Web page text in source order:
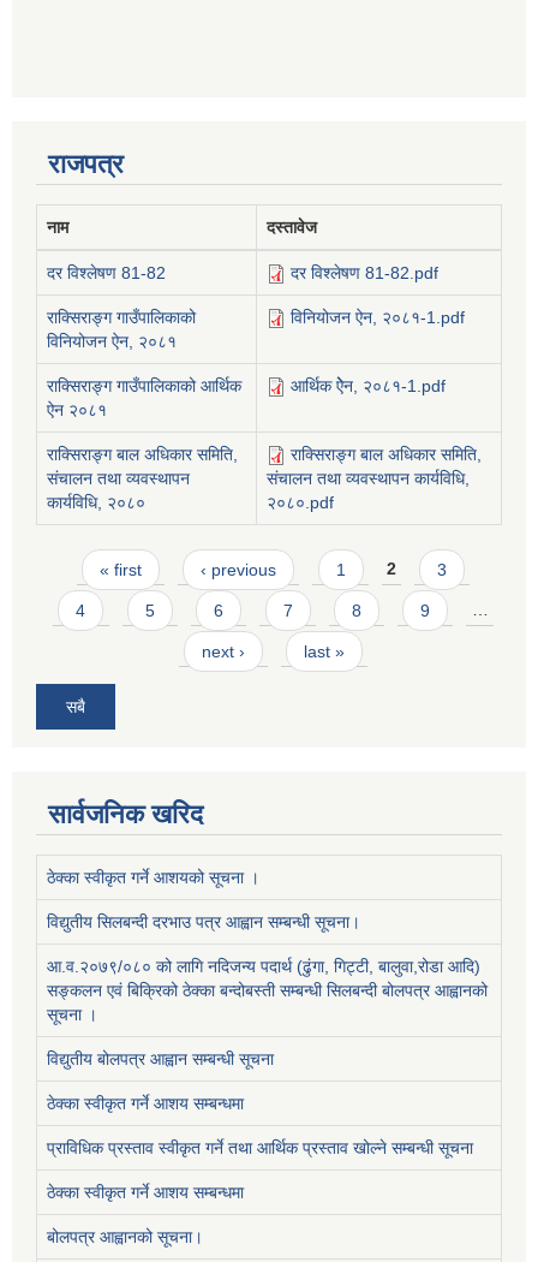
राजपत्र
नाम दस्तावेज
दर विश्लेषण 81-82 दर विश्लेषण 81-82.pdf
राक्सिराङ्ग गाउँपालिकाको
विनियोजन ऐन, २०८१
विनियोजन ऐन, २०८१-1.pdf
राक्सिराङ्ग गाउँपालिकाको आर्थिक
ऐन २०८१
आर्थिक ऐेन, २०८१-1.pdf
राक्सिराङ्ग बाल अधिकार समिति,
संचालन तथा व्यवस्थापन
कार्यविधि, २०८०
राक्सिराङ्ग बाल अधिकार समिति,
संचालन तथा व्यवस्थापन कार्यविधि,
२०८०.pdf
Pages
« first ‹ previous 1 2 3
4 5 6 7 8 9 …
next › last »
सबै
सार्वजनिक खरिद
ठेक्का स्वीकृत गर्ने आशयको सूचना ।
विद्युतीय सिलबन्दी दरभाउ पत्र आह्वान सम्बन्धी सूचना।
आ.व.२०७९/०८० को लागि नदिजन्य पदार्थ (ढुंगा, गिट्टी, बालुवा,रोडा आदि)
सङ्कलन एवं बिक्रिको ठेक्का बन्दोबस्ती सम्बन्धी सिलबन्दी बोलपत्र आह्वानको
सूचना ।
विद्युतीय बोलपत्र आह्वान सम्बन्धी सूचना
ठेक्का स्वीकृत गर्ने आशय सम्बन्धमा
प्राविधिक प्रस्ताव स्वीकृत गर्ने तथा आर्थिक प्रस्ताव खोल्ने सम्बन्धी सूचना
ठेक्का स्वीकृत गर्ने आशय सम्बन्धमा
बोलपत्र आह्वानको सूचना।